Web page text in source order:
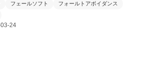
フェールソフト
フォールトアボイダンス
24